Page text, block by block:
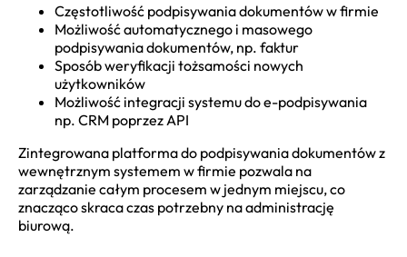
Częstotliwość podpisywania dokumentów w firmie
Możliwość automatycznego i masowego
podpisywania dokumentów, np. faktur
Sposób weryfikacji tożsamości nowych
użytkowników
Możliwość integracji systemu do e-podpisywania
np. CRM poprzez API
Zintegrowana platforma do podpisywania dokumentów z
wewnętrznym systemem w firmie pozwala na
zarządzanie całym procesem w jednym miejscu, co
znacząco skraca czas potrzebny na administrację
biurową.